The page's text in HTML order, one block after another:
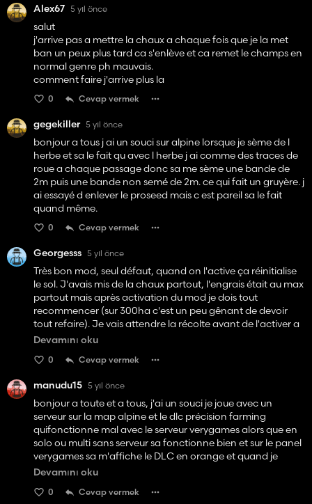
Alex67 5 yıl önce
salut
j'arrive pas a mettre la chaux a chaque fois que je la met
ban un peux plus tard ca s'enlève et ca remet le champs en
normal genre ph mauvais.
comment faire j'arrive plus la
0 Cevap vermek
gegekiller 5 yıl önce
bonjour a tous j ai un souci sur alpine lorsque je sème de l
herbe et sa le fait qu avec l herbe j ai comme des traces de
roue a chaque passage donc sa me sème une bande de
2m puis une bande non semé de 2m. ce qui fait un gruyère. j
ai essayé d enlever le proseed mais c est pareil sa le fait
quand même.
0 Cevap vermek
Georgesss 5 yıl önce
Très bon mod, seul défaut, quand on l'active ça réinitialise
le sol. J'avais mis de la chaux partout, l'engrais était au max
partout mais après activation du mod je dois tout
recommencer (sur 300ha c'est un peu gênant de devoir
tout refaire). Je vais attendre la récolte avant de l'activer a
nouveau. J'aime beaucoup la coupure de tronçon
Devamını oku
0 Cevap vermek
manudu15 5 yıl önce
bonjour a toute et a tous, j'ai un souci je joue avec un
serveur sur la map alpine et le dlc précision farming
quifonctionne mal avec le serveur verygames alors que en
solo ou multi sans serveur sa fonctionne bien et sur le panel
verygames sa m'affiche le DLC en orange et quand je
clique dessus sa m'affiche ses 6 erreurs
Type de fichier inconnu «SolMaps / alpine.grle»
Devamını oku
0 Cevap vermek